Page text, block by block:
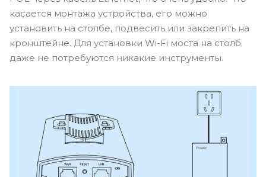
касается монтажа устройства, его можно
установить на столбе, подвесить или закрепить на
кронштейне. Для установки Wi-Fi моста на столб
даже не потребуются никакие инструменты.